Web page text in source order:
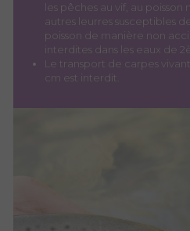
les pêches au vif, au
autres leurres susceptibles
poisson de manière non
interdites dans les eaux de
Le transport de carpes
cm est interdit.